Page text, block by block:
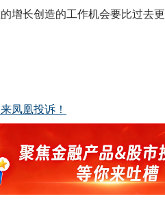
增长创造的工作机会要比过去更
凤凰投诉！